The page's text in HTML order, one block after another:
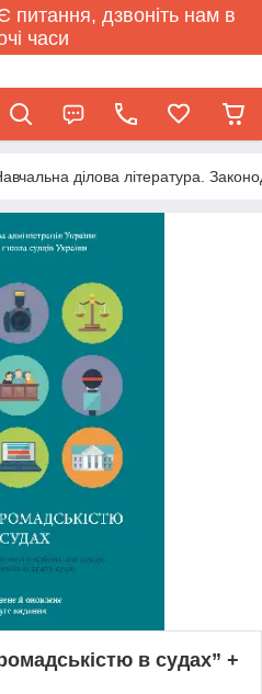
питання, дзвоніть нам в
часи
ділова література.
в судах” +